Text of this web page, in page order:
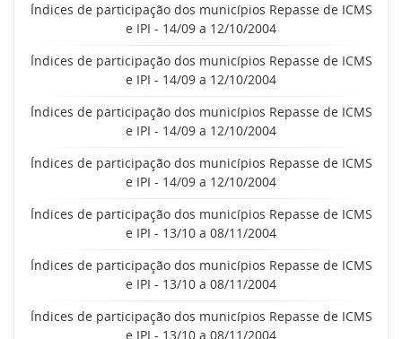
Índices de participação dos municípios Repasse de ICMS
e IPI - 14/09 a 12/10/2004
Índices de participação dos municípios Repasse de ICMS
e IPI - 14/09 a 12/10/2004
Índices de participação dos municípios Repasse de ICMS
e IPI - 14/09 a 12/10/2004
Índices de participação dos municípios Repasse de ICMS
e IPI - 14/09 a 12/10/2004
Índices de participação dos municípios Repasse de ICMS
e IPI - 13/10 a 08/11/2004
Índices de participação dos municípios Repasse de ICMS
e IPI - 13/10 a 08/11/2004
Índices de participação dos municípios Repasse de ICMS
e IPI - 13/10 a 08/11/2004